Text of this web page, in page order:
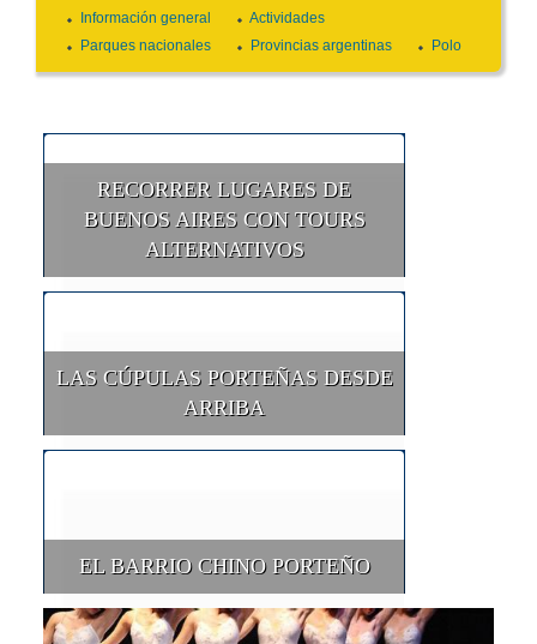
Información general
Actividades
Parques nacionales
Provincias argentinas Polo
RECORRER LUGARES DE
BUENOS AIRES CON TOURS
ALTERNATIVOS
LAS CÚPULAS PORTEÑAS DESDE
ARRIBA
EL BARRIO CHINO PORTEÑO